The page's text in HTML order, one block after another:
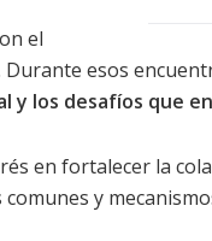
el
esos
y los desafíos que
en fortalecer la
y